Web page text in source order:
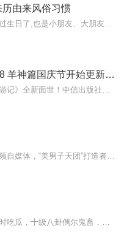
由来风俗习惯
小猪屏蓬十二生肖神8 羊神篇国庆节开始更新啦！